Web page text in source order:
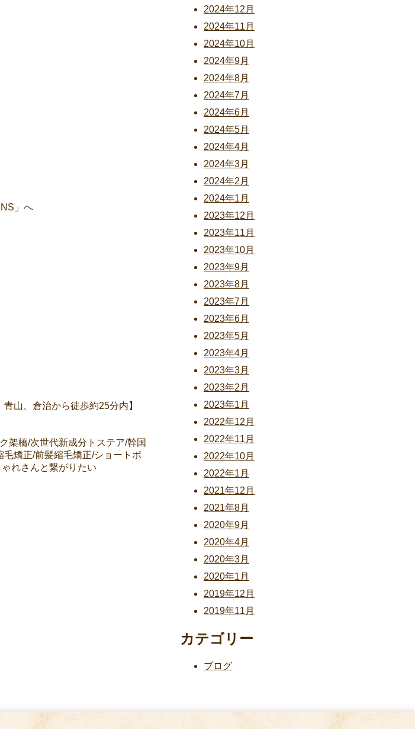
」へ
山、倉治から徒歩約25分内】
架橋/次世代新成分トステア/幹国
矯正/前髪縮毛矯正/ショートボ
れさんと繋がりたい
2024年12月
2024年11月
2024年10月
2024年9月
2024年8月
2024年7月
2024年6月
2024年5月
2024年4月
2024年3月
2024年2月
2024年1月
2023年12月
2023年11月
2023年10月
2023年9月
2023年8月
2023年7月
2023年6月
2023年5月
2023年4月
2023年3月
2023年2月
2023年1月
2022年12月
2022年11月
2022年10月
2022年1月
2021年12月
2021年8月
2020年9月
2020年4月
2020年3月
2020年1月
2019年12月
2019年11月
カテゴリー
ブログ